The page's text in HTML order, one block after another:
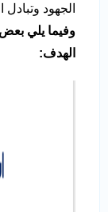
الجهود
وفيما يلي بعض
الهدف: